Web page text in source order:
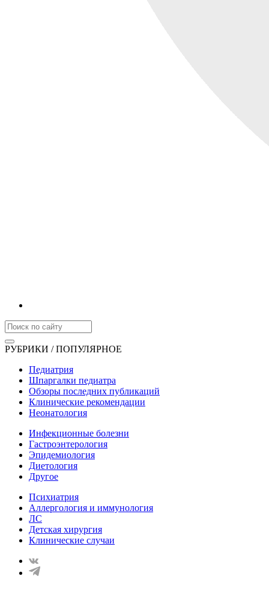
РУБРИКИ / ПОПУЛЯРНОЕ
Педиатрия
Шпаргалки педиатра
Обзоры последних публикаций
Клинические рекомендации
Неонатология
Инфекционные болезни
Гастроэнтерология
Эпидемиология
Диетология
Другое
Психиатрия
Аллергология и иммунология
ЛС
Детская хирургия
Клинические случаи